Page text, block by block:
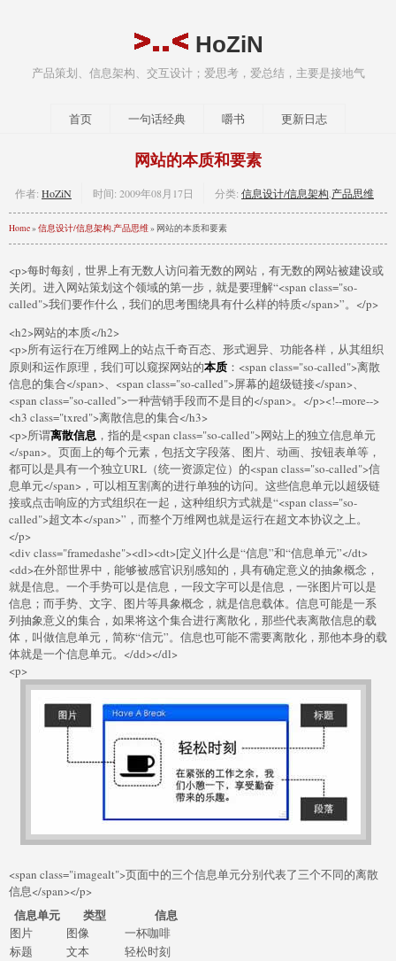
HoZiN
产品策划、信息架构、交互设计；爱思考，爱总结，主要是接地气
首页 一句话经典 嚼书 更新日志
网站的本质和要素
作者: HoZiN 时间: 2009年08月17日 分类: 信息设计/信息架构 产品思维
Home» 信息设计/信息架构,产品思维» 网站的本质和要素
<p>每时每刻，世界上有无数人访问着无数的网站，有无数的网站被建设或
关闭。进入网站策划这个领域的第一步，就是要理解“<span class="so-
called">我们要作什么，我们的思考围绕具有什么样的特质</span>”。</p>
<h2>网站的本质</h2>
<p>所有运行在万维网上的站点千奇百态、形式迥异、功能各样，从其组织
原则和运作原理，我们可以窥探网站的本质 ：<span class="so-called">离散
信息的集合</span>、<span class="so-called">屏幕的超级链接</span>、
<span class="so-called">一种营销手段而不是目的</span>。</p><!--more-->
<h3 class="txred">离散信息的集合</h3>
<p>所谓离散信息 ，指的是<span class="so-called">网站上的独立信息单元
</span>。页面上的每个元素，包括文字段落、图片、动画、按钮表单等，
都可以是具有一个独立URL（统一资源定位）的<span class="so-called">信
息单元</span>，可以相互割离的进行单独的访问。这些信息单元以超级链
接或点击响应的方式组织在一起，这种组织方式就是“<span class="so-
called">超文本</span>”，而整个万维网也就是运行在超文本协议之上。
</p>
<div class="framedashe"><dl><dt>[定义]什么是“信息”和“信息单元”</dt>
<dd>在外部世界中，能够被感官识别感知的，具有确定意义的抽象概念，
就是信息。一个手势可以是信息，一段文字可以是信息，一张图片可以是
信息；而手势、文字、图片等具象概念，就是信息载体。信息可能是一系
列抽象意义的集合，如果将这个集合进行离散化，那些代表离散信息的载
体，叫做信息单元，简称“信元”。信息也可能不需要离散化，那他本身的载
体就是一个信息单元。</dd></dl>
<p>
<span class="imagealt">页面中的三个信息单元分别代表了三个不同的离散
信息</span></p>
信息单元 类型 信息
图片 图像
一杯咖啡
标题
文本
轻松时刻